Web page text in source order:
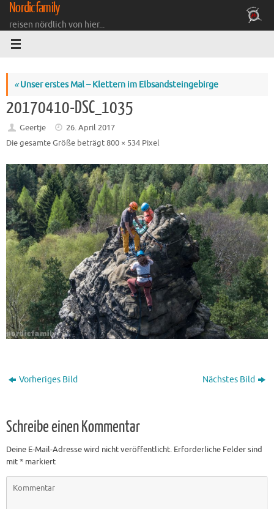
Zum
Inhalt
springen
Nordicfamily
reisen nördlich von hier...
«Unser erstes Mal – Klettern im Elbsandsteingebirge
20170410-DSC_1035
Geertje
26. April 2017
Die gesamte Größe beträgt800 × 534 Pixel
Vorheriges Bild Nächstes Bild
Schreibe einen Kommentar
Deine E-Mail-Adresse wird nicht veröffentlicht. Erforderliche Felder sind
mit* markiert